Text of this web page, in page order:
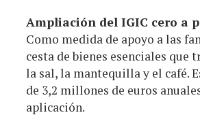
Ampliación del IGIC cero a
Como medida de apoyo a las
cesta de bienes esenciales que
la sal, la mantequilla y el café.
de 3,2 millones de euros
aplicación.